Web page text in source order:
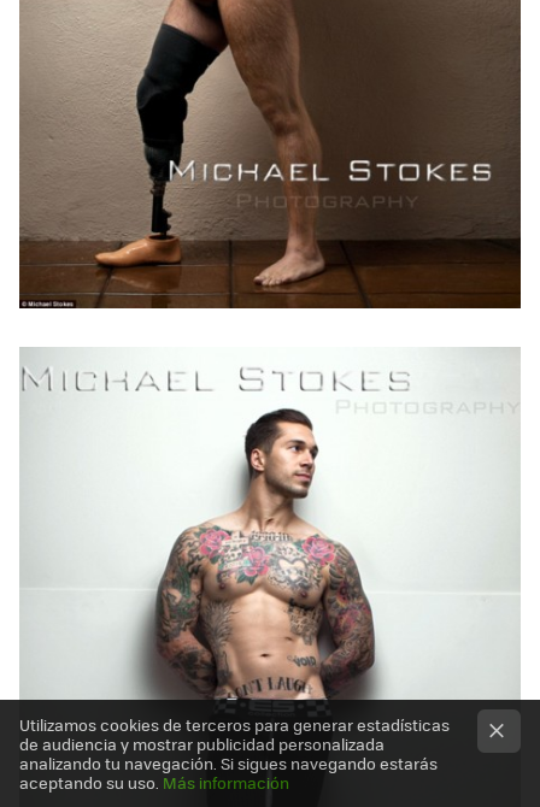
Utilizamos cookies de terceros para generar estadísticas
de audiencia y mostrar publicidad personalizada
analizando tu navegación. Si sigues navegando estarás
aceptando su uso. Más información